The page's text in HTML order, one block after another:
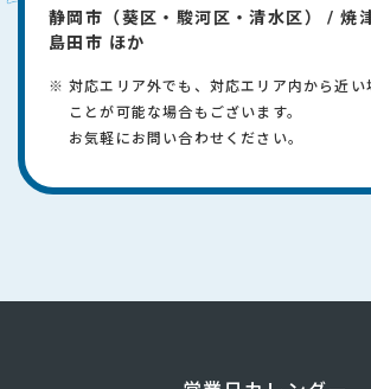
静岡市（葵区・駿河区・清水区） / 焼
島田市 ほか
対応エリア外でも、対応エリア内から近い
ことが可能な場合もございます。
​お気軽にお問い合わせください。